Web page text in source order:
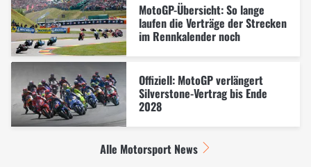
MotoGP-Übersicht: So lange
laufen die Verträge der Strecken
im Rennkalender noch
Offiziell: MotoGP verlängert
Silverstone-Vertrag bis Ende
2028
Alle Motorsport News